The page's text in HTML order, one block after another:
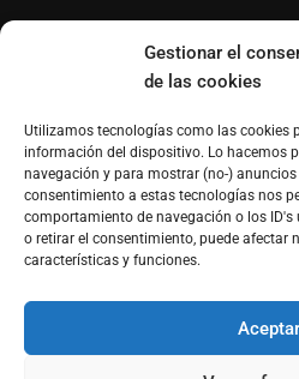
Gestionar el
de las cookies
Utilizamos tecnologías como las cookies
información del dispositivo. Lo hacemos
navegación y para mostrar (no-) anuncios
consentimiento a estas tecnologías nos
comportamiento de navegación o los
o retirar el consentimiento, puede afectar
características y funciones.
Aceptar
®Derechos reservados de
prohibida la reproducción total o